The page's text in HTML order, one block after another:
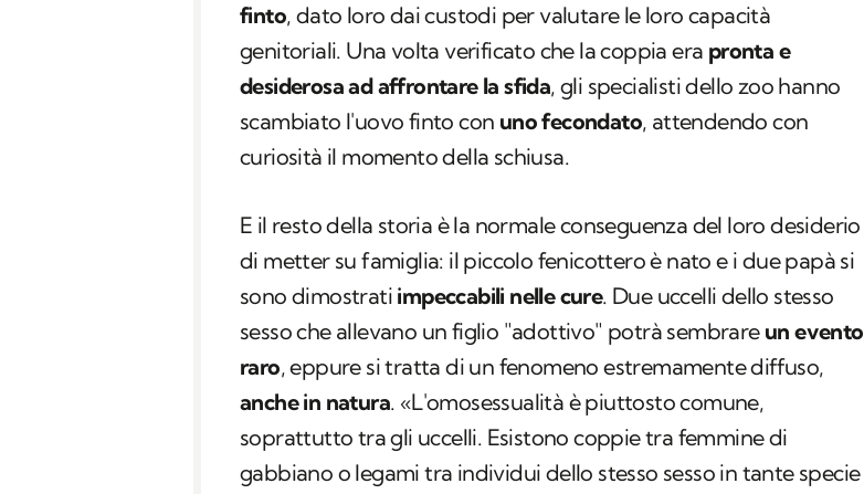
finto, dato loro dai custodi per valutare le loro capacità
genitoriali. Una volta verificato che la coppia era pronta e
desiderosa ad affrontare la sfida, gli specialisti dello zoo hanno
scambiato l'uovo finto con uno fecondato, attendendo con
curiosità il momento della schiusa.
E il resto della storia è la normale conseguenza del loro desiderio
di metter su famiglia: il piccolo fenicottero è nato e i due papà si
sono dimostrati impeccabili nelle cure. Due uccelli dello stesso
sesso che allevano un figlio "adottivo" potrà sembrare un evento
raro, eppure si tratta di un fenomeno estremamente diffuso,
anche in natura. «L'omosessualità è piuttosto comune,
soprattutto tra gli uccelli. Esistono coppie tra femmine di
gabbiano o legami tra individui dello stesso sesso in tante specie